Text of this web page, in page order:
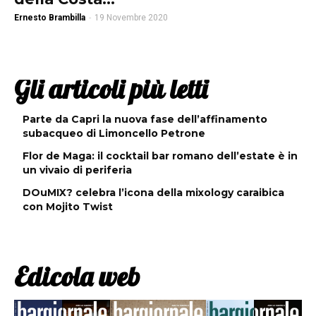
Ernesto Brambilla - 19 Novembre 2020
Gli articoli più letti
Parte da Capri la nuova fase dell’affinamento
subacqueo di Limoncello Petrone
Flor de Maga: il cocktail bar romano dell’estate è in
un vivaio di periferia
DOuMIX? celebra l’icona della mixology caraibica
con Mojito Twist
Edicola web